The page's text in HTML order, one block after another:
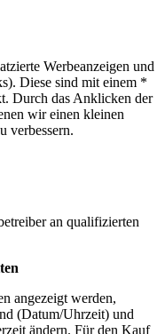
Werbeanzeigen und
Diese sind mit einem *
Durch das Anklicken der
wir einen kleinen
verbessern.
an qualifizierten
angezeigt werden,
(Datum/Uhrzeit) und
ändern. Für den Kauf